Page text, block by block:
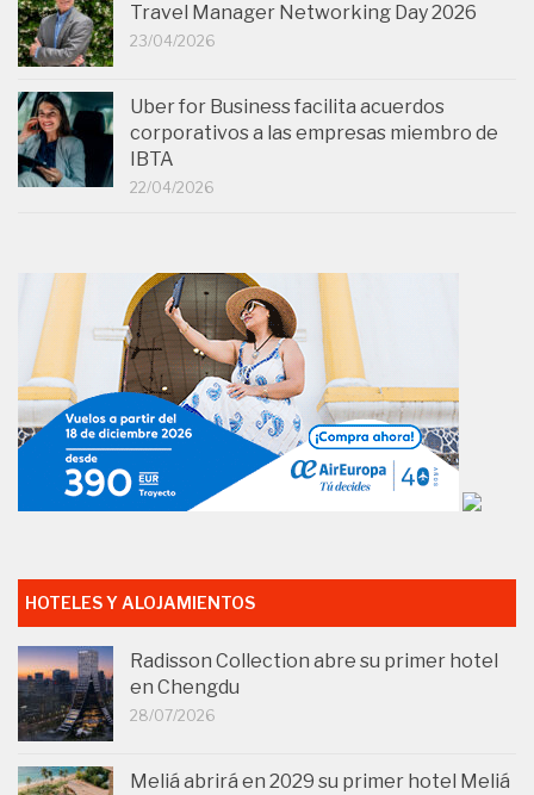
Travel Manager Networking Day 2026
23/04/2026
Uber for Business facilita acuerdos
corporativos a las empresas miembro de
IBTA
22/04/2026
HOTELES Y ALOJAMIENTOS
Radisson Collection abre su primer hotel
en Chengdu
28/07/2026
Meliá abrirá en 2029 su primer hotel Meliá